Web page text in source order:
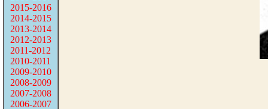
2015-2016
2014-2015
2013-2014
2012-2013
2011-2012
2010-2011
2009-2010
2008-2009
2007-2008
2006-2007